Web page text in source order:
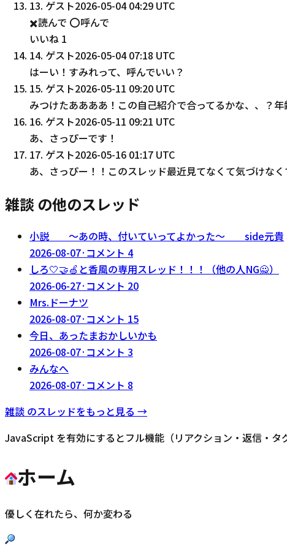
13. ゲスト2026-05-04 04:29 UTC
✖️読んで ⭕️呼んで
いいね 1
14. ゲスト2026-05-04 07:18 UTC
はーい！すみれって、呼んでいい？
15. ゲスト2026-05-11 09:20 UTC
みつけたああああ！この自己紹介で合ってるかな、、？
16. ゲスト2026-05-11 09:21 UTC
あ、さっぴーです！
17. ゲスト2026-05-16 01:17 UTC
あ、さっぴー！！このスレッド最近見てなくて気づけな
雑談 の他のスレッド
小説 〜あの時、付いていってよかった〜 side元貴
2026-08-07· コメント 4
しろ🤍🤝🍏と香風の専用スレッド！！！（他の人NG🙅）
2026-06-27· コメント 20
Mrs.ドーナツ
2026-08-07· コメント 15
今日、あったまおかしいかも
2026-08-07· コメント 3
みんなへ
2026-08-07· コメント 8
雑談 のスレッドをもっと見る →
JavaScript を有効にするとフル機能（リアクション・返信・タ
ホーム
優しく在れたら、何か変わる